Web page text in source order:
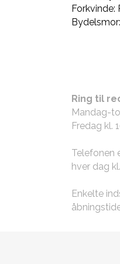
Forkvinde:
Ring til
Mandag-
Fredag kl.
Telefonen
hver dag
Enkelte